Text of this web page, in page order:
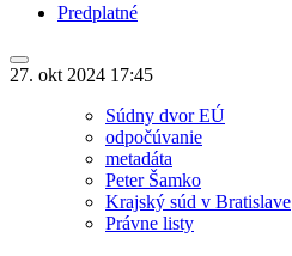
Predplatné
27. okt 2024 17:45
Súdny dvor EÚ
odpočúvanie
metadáta
Peter Šamko
Krajský súd v Bratislave
Právne listy